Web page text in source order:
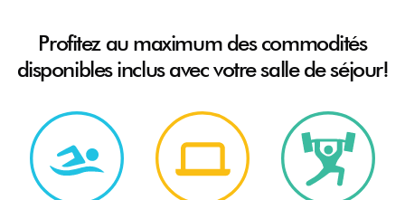
Profitez au maximum des commodités
disponiblesinclus avec votre salle de séjour!